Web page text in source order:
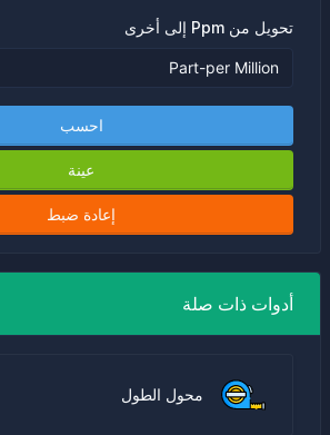
تحويل من Ppm إلى أخرى
احسب
عينة
إعادة ضبط
أدوات ذات صلة
محول الطول